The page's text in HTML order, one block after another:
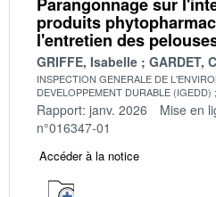
produits
l'entretien des
GRIFFE, Isabelle GARDET,
INSPECTION GENERALE DE
DEVELOPPEMENT DURABLE (IGEDD)
Rapport: janv. 2026 Mise en
n°016347-01
Accéder à la notice